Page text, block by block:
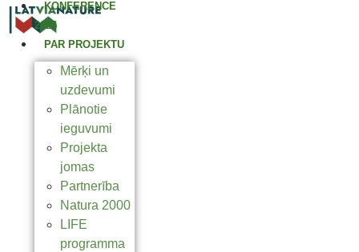
KONFERENCE
2025
PAR PROJEKTU
Mērķi un
uzdevumi
Plānotie
ieguvumi
Projekta
jomas
Partnerība
Natura 2000
LIFE
programma